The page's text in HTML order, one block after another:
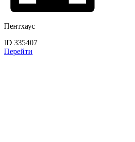
Пентхаус
ID 335407
Перейти